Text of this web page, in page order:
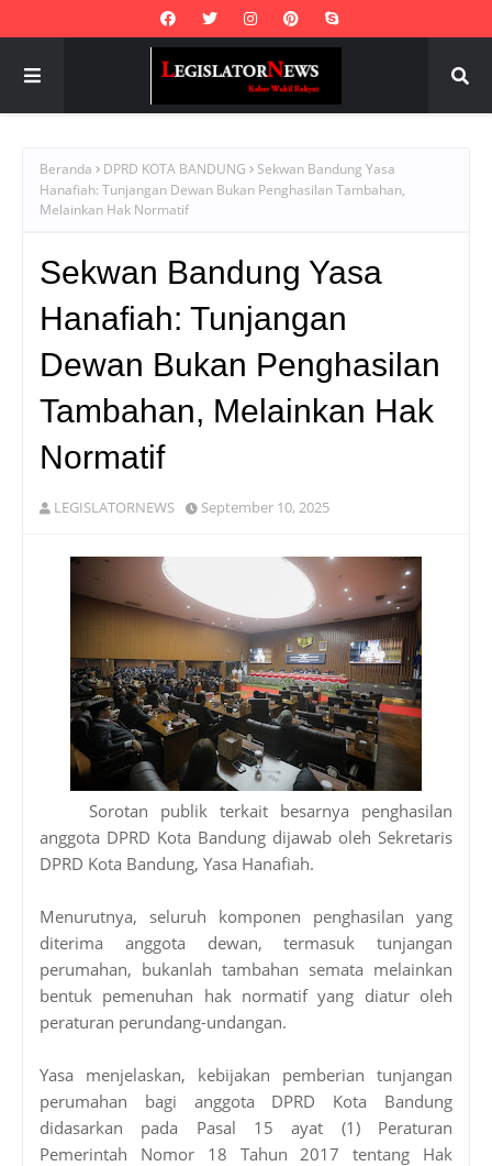
Beranda DPRD KOTA BANDUNG
Sekwan Bandung Yasa
Hanafiah: Tunjangan Dewan Bukan Penghasilan Tambahan,
Melainkan Hak Normatif
Sekwan Bandung Yasa
Hanafiah: Tunjangan
Dewan Bukan Penghasilan
Tambahan, Melainkan Hak
Normatif
LEGISLATORNEWS September 10, 2025
Sorotan publik terkait besarnya penghasilan
anggota DPRD Kota Bandung dijawab oleh Sekretaris
DPRD Kota Bandung, Yasa Hanafiah.
Menurutnya, seluruh komponen penghasilan yang
diterima anggota dewan, termasuk tunjangan
perumahan, bukanlah tambahan semata melainkan
bentuk pemenuhan hak normatif yang diatur oleh
peraturan perundang-undangan.
Yasa menjelaskan, kebijakan pemberian tunjangan
perumahan bagi anggota DPRD Kota Bandung
didasarkan pada Pasal 15 ayat (1) Peraturan
Pemerintah Nomor 18 Tahun 2017 tentang Hak